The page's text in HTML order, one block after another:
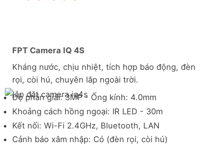
FPT Camera IQ 4S
Kháng nước, chịu nhiệt, tích hợp báo động, đèn
rọi, còi hú, chuyên lắp ngoài trời.
Độ phân giải: 3MP - Ống kính: 4.0mm
Khoảng cách hồng ngoại: IR LED - 30m
Kết nối: Wi-Fi 2.4GHz, Bluetooth, LAN
Cảnh báo xâm nhập: Có (đèn rọi, còi hú)